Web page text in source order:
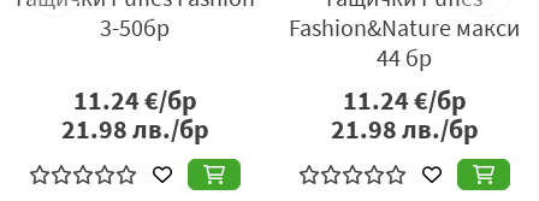
3-50бр
11.24€/бр
21.98лв./бр
Fashion&Nature макси
44 бр
11.24€/бр
21.98лв./бр